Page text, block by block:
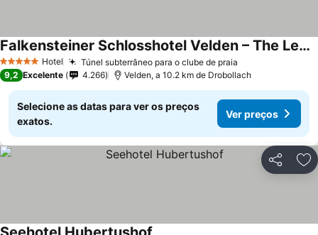
5 Estrelas Hotel Túnel subterrâneo para o clube de praia
Falkensteiner Schlosshotel Velden – The Leading Hotels of the World
9,2 Excelente 4.266 Velden, a 10.2 km de Drobollach
Selecione as datas para ver os preços
exatos.
Ver preços
Partilhar